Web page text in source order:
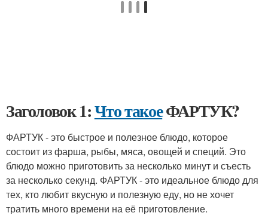
Заголовок 1:Что такоеФАРТУК?
ФАРТУК - это быстрое и полезное блюдо, которое
состоит из фарша, рыбы, мяса, овощей и специй. Это
блюдо можно приготовить за несколько минут и съесть
за несколько секунд. ФАРТУК - это идеальное блюдо для
тех, кто любит вкусную и полезную еду, но не хочет
тратить много времени на её приготовление.